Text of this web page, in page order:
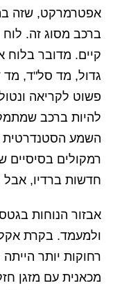
אפטרמרקט, שזה
ברכב מסוג זה. לוח
קיים. מדובר בלוח
גדול, מד סל"ד,
פשוט לקריאה
להיות ברכב
רמקולים בסיסיים
חדשות ברדיו, אבל
ולמעמד. בקרת
רחוקות יותר
מכאנית עם מזגן